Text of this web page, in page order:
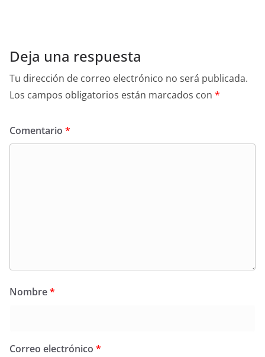
Deja una respuesta
Tu dirección de correo electrónico no será publicada.
Los campos obligatorios están marcados con *
Comentario *
Nombre*
Correo electrónico *